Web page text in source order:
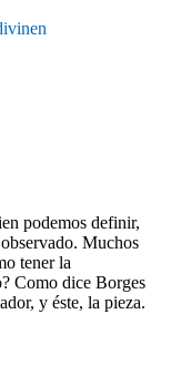
podemos definir,
Muchos
tener la
Como dice Borges
y éste, la pieza.